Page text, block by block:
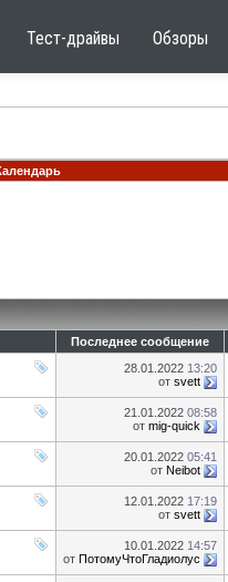
Тест-драйвы Обзоры
Последнее сообщение
28.01.2022 13:20
от svett
21.01.2022 08:58
от mig-quick
20.01.2022 05:41
от Neibot
12.01.2022 17:19
от svett
10.01.2022 14:57
от ПотомуЧтоГладиолус